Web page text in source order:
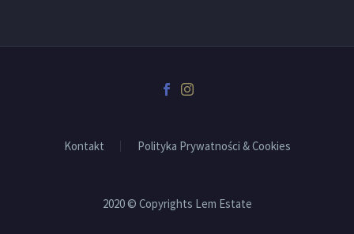
Kontakt Polityka Prywatności & Cookies
2020 © Copyrights Lem Estate